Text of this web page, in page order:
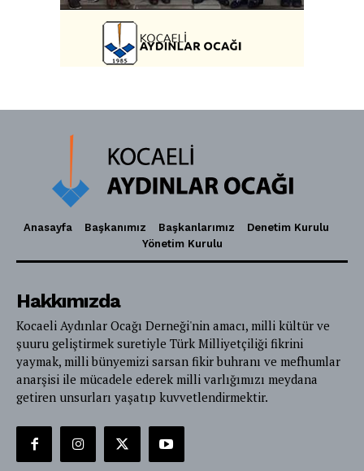
Anasayfa Başkanımız Başkanlarımız
Denetim Kurulu
Yönetim Kurulu
Hakkımızda
Kocaeli Aydınlar Ocağı Derneği'nin amacı, milli kültür ve
şuuru geliştirmek suretiyle Türk Milliyetçiliği fikrini
yaymak, milli bünyemizi sarsan fikir buhranı ve mefhumlar
anarşisi ile mücadele ederek milli varlığımızı meydana
getiren unsurları yaşatıp kuvvetlendirmektir.